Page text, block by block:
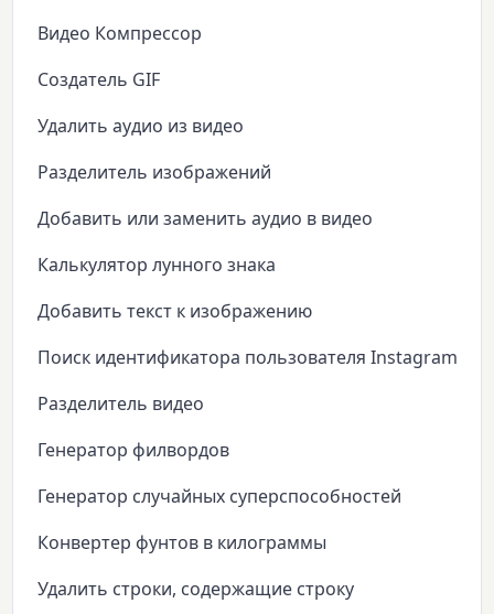
Видео Компрессор
Создатель GIF
Удалить аудио из видео
Разделитель изображений
Добавить или заменить аудио в видео
Калькулятор лунного знака
Добавить текст к изображению
Поиск идентификатора пользователя Instagram
Разделитель видео
Генератор филвордов
Генератор случайных суперспособностей
Конвертер фунтов в килограммы
Удалить строки, содержащие строку